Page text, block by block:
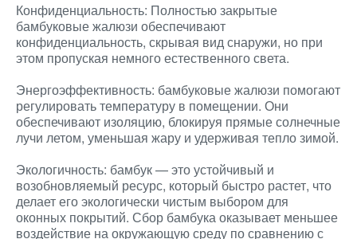
Конфиденциальность: Полностью закрытые
бамбуковые жалюзи обеспечивают
конфиденциальность, скрывая вид снаружи, но при
этом пропуская немного естественного света.
Энергоэффективность: бамбуковые жалюзи помогают
регулировать температуру в помещении. Они
обеспечивают изоляцию, блокируя прямые солнечные
лучи летом, уменьшая жару и удерживая тепло зимой.
Экологичность: бамбук — это устойчивый и
возобновляемый ресурс, который быстро растет, что
делает его экологически чистым выбором для
оконных покрытий. Сбор бамбука оказывает меньшее
воздействие на окружающую среду по сравнению с